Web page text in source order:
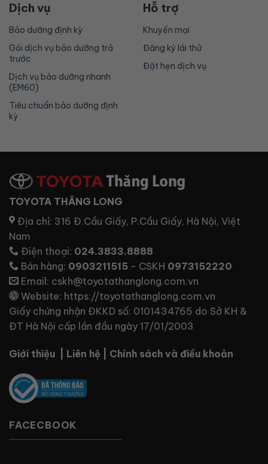
Dịch vụ
Bảo dưỡng định kỳ
Gói dịch vụ bảo dưỡng trả
trước
Dịch vụ bảo dưỡng nhanh
(EM60)
Tiêu chuẩn bảo dưỡng định
kỳ
Hỗ trợ
Khuyến mại
Đăng ký lái thử
Đặt hẹn dịch vụ
TOYOTA THĂNG LONG
Địa chỉ: 316 Đ.Cầu Giấy, P.Cầu Giấy, Hà Nội, Việt
Nam
Điện thoại: 024.3833.8888
Bán hàng: 0903211515 - CSKH 0973152220
Email: cskh@toyotathanglong.com.vn
Website: https://toyotathanglong.com.vn
Giấy chứng nhận ĐKKD số: 0101434765 do Sở KH &
ĐT Hà Nội cấp lần đầu ngày 17/01/2003
Giới thiệu Liên hệ Chính sách và điều khoản
FACECBOOK